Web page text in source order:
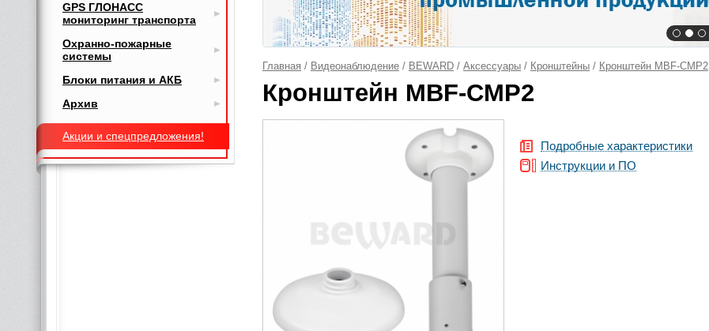
Главная / Видеонаблюдение / BEWARD / Аксессуары / Кронштейны / Кронштейн MBF-CMP2
Кронштейн MBF-CMP2
Подробные характеристики
Инструкции и ПО
GPS ГЛОНАСС
мониторинг транспорта
Охранно-пожарные
системы
Блоки питания и АКБ
Архив
Акции и спецпредложения!